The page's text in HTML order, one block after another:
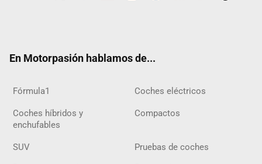
En Motorpasión hablamos de...
Fórmula1 Coches eléctricos
Coches híbridos y
enchufables
Compactos
SUV Pruebas de coches